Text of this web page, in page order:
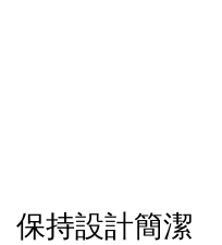
保持設計簡潔